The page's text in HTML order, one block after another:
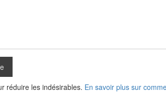
réduire les indésirables. En savoir plus sur